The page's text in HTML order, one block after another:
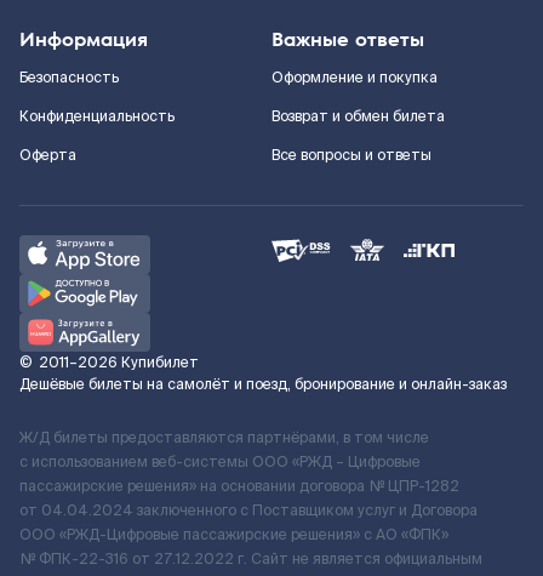
Информация
Безопасность
Конфиденциальность
Оферта
Важные ответы
Оформление и покупка
Возврат и обмен билета
Все вопросы и ответы
© 2011–2026 Купибилет
Дешёвые билеты на самолёт и поезд, бронирование и онлайн-заказ
Ж/Д билеты предоставляются партнёрами, в том числе
с использованием веб-системы ООО «РЖД – Цифровые
пассажирские решения» на основании договора № ЦПР-1282
от 04.04.2024 заключенного с Поставщиком услуг и Договора
ООО «РЖД-Цифровые пассажирские решения» c АО «ФПК»
№ ФПК-22-316 от 27.12.2022 г. Сайт не является официальным